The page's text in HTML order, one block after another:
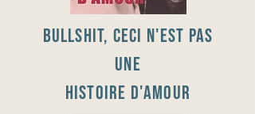
BULLSHIT, CECI N'est pas
une
histoire d'amour